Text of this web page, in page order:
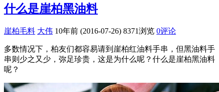
什么是崖柏黑油料
崖柏毛料 大伟 10年前 (2016-07-26) 8371浏览 0评论
多数情况下，柏友们都容易请到崖柏红油料手串，但黑油料手
串则少之又少，弥足珍贵，这是为什么呢？什么是崖柏黑油料
呢？